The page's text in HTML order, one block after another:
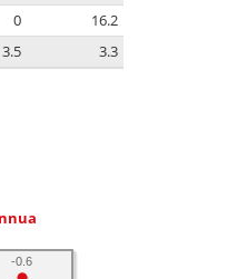
0
16.2
3.5 3.3
-0.6